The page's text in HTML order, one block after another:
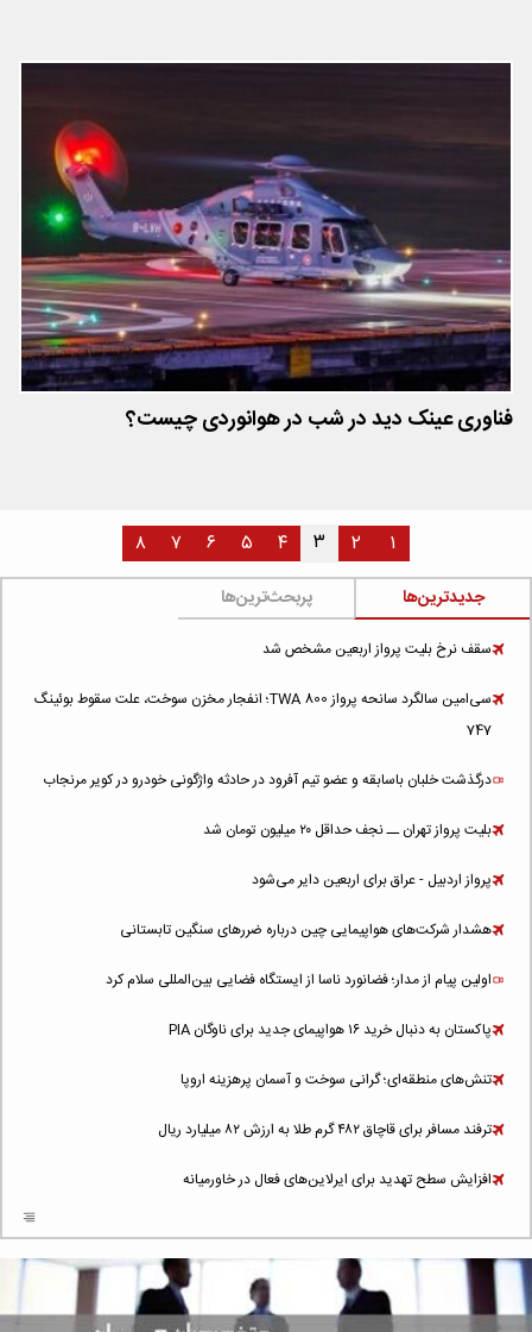
فناوری عینک دید در شب در هوانوردی چیست؟
۱ ۲ ۳ ۴ ۵ ۶ ۷ ۸
جدیدترین‌ها پربحث‌ترین‌ها
سقف نرخ بلیت پرواز اربعین مشخص شد
سی‌امین سالگرد سانحه پرواز TWA 800؛ انفجار مخزن سوخت، علت سقوط بوئینگ
747
درگذشت خلبان باسابقه و عضو تیم آفرود در حادثه واژگونی خودرو در کویر مرنجاب
بلیت پرواز تهران ــ نجف حداقل ۲۰ میلیون تومان شد
پرواز اردبیل - عراق برای اربعین دایر می‌شود
هشدار شرکت‌های هواپیمایی چین درباره ضررهای سنگین تابستانی
اولین پیام از مدار؛ فضانورد ناسا از ایستگاه فضایی بین‌المللی سلام کرد
پاکستان به دنبال خرید ۱۶ هواپیمای جدید برای ناوگان PIA
تنش‌های منطقه‌ای؛ گرانی سوخت و آسمان پرهزینه اروپا
ترفند مسافر برای قاچاق ۴۸۲ گرم طلا به ارزش ۸۲ میلیارد ریال
افزایش سطح تهدید برای ایرلاین‌های فعال در خاورمیانه
پخش زنده پرواز سیزدهم موشک استارشیپ اسپیس‌ایکس [جمعه ساعت ۰۱:۴۵]